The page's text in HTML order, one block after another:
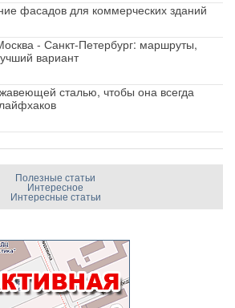
фасадов для коммерческих зданий
- Санкт-Петербург: маршруты,
вариант
сталью, чтобы она всегда
Полезные статьи
Интересное
Интересные статьи